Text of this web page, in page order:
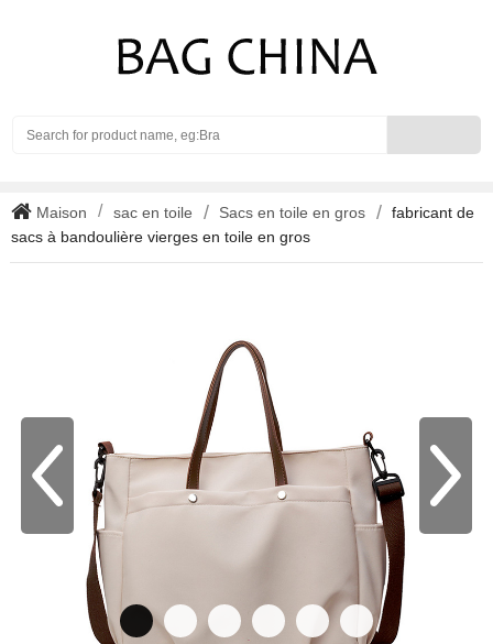
Maison sac en toile Sacs en toile en gros
fabricant de
sacs à bandoulière vierges en toile en gros